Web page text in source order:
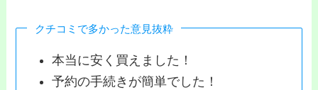
クチコミで多かった意見抜粋
本当に安く買えました！
予約の手続きが簡単でした！